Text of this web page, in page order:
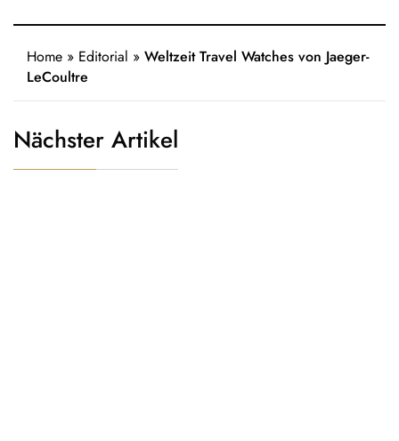
Home » Editorial » Weltzeit Travel Watches von Jaeger-
LeCoultre
Nächster Artikel